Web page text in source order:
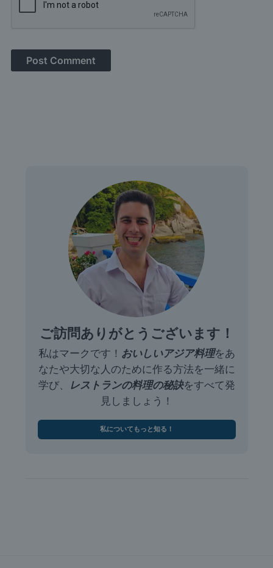
ご訪問ありがとうございます！
私はマークです！ おいしいアジア料理をあ
なたや大切な人のために作る方法を一緒に
学び、
レストランの料理の秘訣をすべて発
見しましょう！
私についてもっと知る！